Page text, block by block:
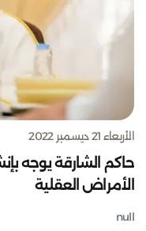
الأربعاء 21 ديسمبر 2022
حاكم الشارقة يوجه
الأمراض العقلية
null